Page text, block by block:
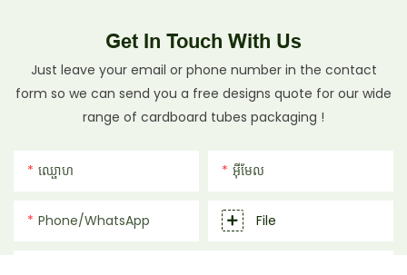
Get In Touch With Us
Just leave your email or phone number in the contact
form so we can send you a free designs quote for our wide
range of cardboard tubes packaging !
ឈ្ផោហ អ៊ីមែល
Phone/whatsApp File